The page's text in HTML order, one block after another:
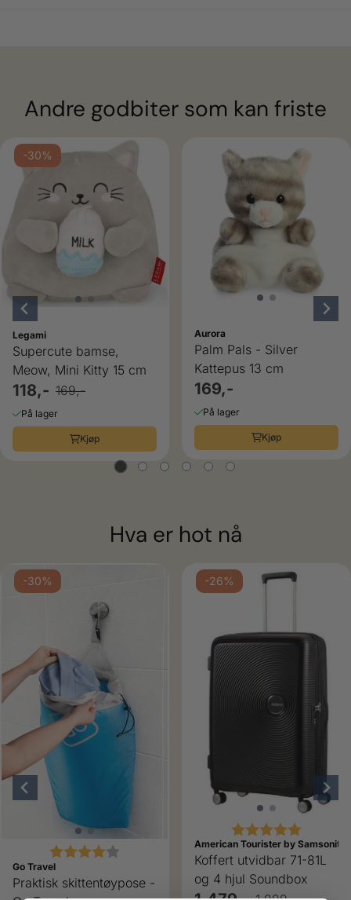
Andre godbiter som kan friste
-30%
Legami
Supercute bamse,
Meow, Mini Kitty 15 cm
118,- 169,-
På lager
Kjøp
Aurora
Palm Pals - Silver
Kattepus 13 cm
169,-
På lager
Kjøp
Hva er hot nå
-30%
Karakter: 4.0 av 5 mulige
Go Travel
Praktisk skittentøypose -
-26%
Karakter:
American Tourister by Samsonite
Koffert utvidbar 71-81L
og 4 hjul Soundbox